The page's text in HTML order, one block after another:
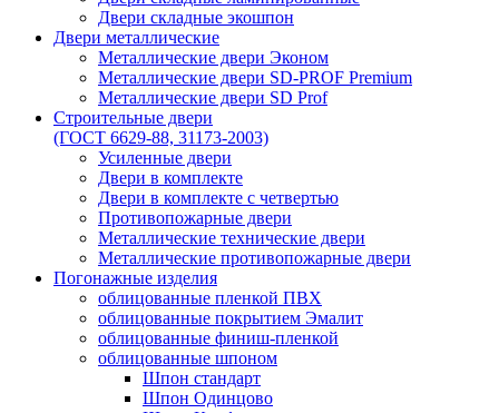
Двери складные экошпон
Двери металлические
Металлические двери Эконом
Металлические двери SD-PROF Premium
Металлические двери SD Prof
Строительные двери
(ГОСТ 6629-88, 31173-2003)
Усиленные двери
Двери в комплекте
Двери в комплекте с четвертью
Противопожарные двери
Металлические технические двери
Металлические противопожарные двери
Погонажные изделия
облицованные пленкой ПВХ
облицованные покрытием Эмалит
облицованные финиш-пленкой
облицованные шпоном
Шпон стандарт
Шпон Одинцово